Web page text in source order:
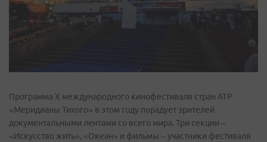
Программа X международного кинофестиваля стран АТР
«Меридианы Тихого» в этом году порадует зрителей
документальными лентами со всего мира. Три секции –
«Искусство жить», «Океан» и фильмы – участники фестиваля